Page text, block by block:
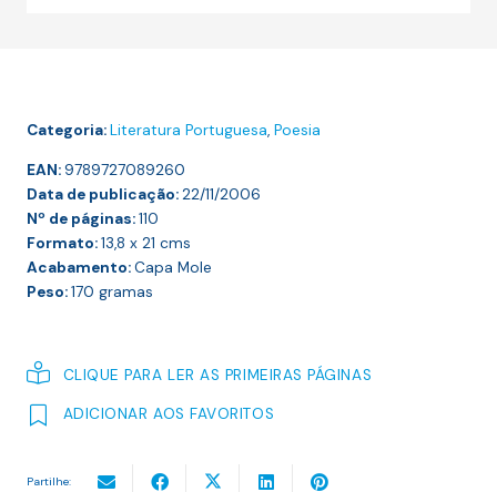
Categoria:Literatura Portuguesa, Poesia
EAN:9789727089260
Data de publicação:22/11/2006
Nº de páginas:110
Formato:13,8 x 21 cms
Acabamento:Capa Mole
Peso:170 gramas
CLIQUE PARA LER AS PRIMEIRAS PÁGINAS
ADICIONAR AOS FAVORITOS
Partilhe: